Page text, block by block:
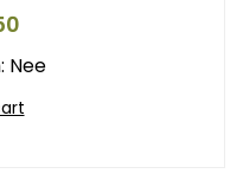
Nee